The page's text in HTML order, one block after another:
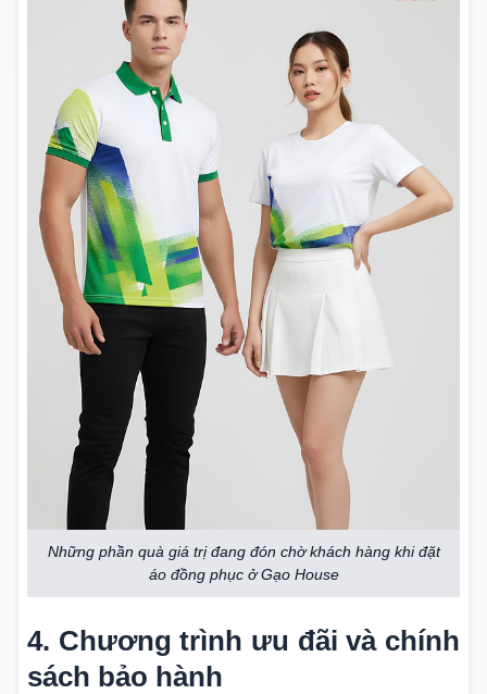
Những phần quà giá trị đang đón chờ khách hàng khi đặt
áo đồng phục ở Gạo House
4. Chương trình ưu đãi và chính
sách bảo hành